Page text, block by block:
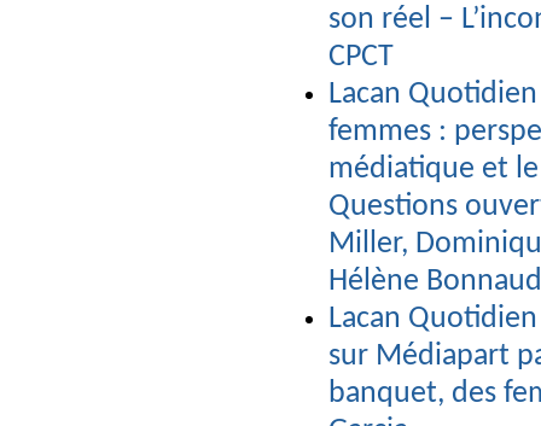
son réel –
CPCT
Lacan
femmes :
médiatique et le
Questions
Miller,
Hélène Bonnaud
Lacan Quotidien
sur Médiapart
banquet, des